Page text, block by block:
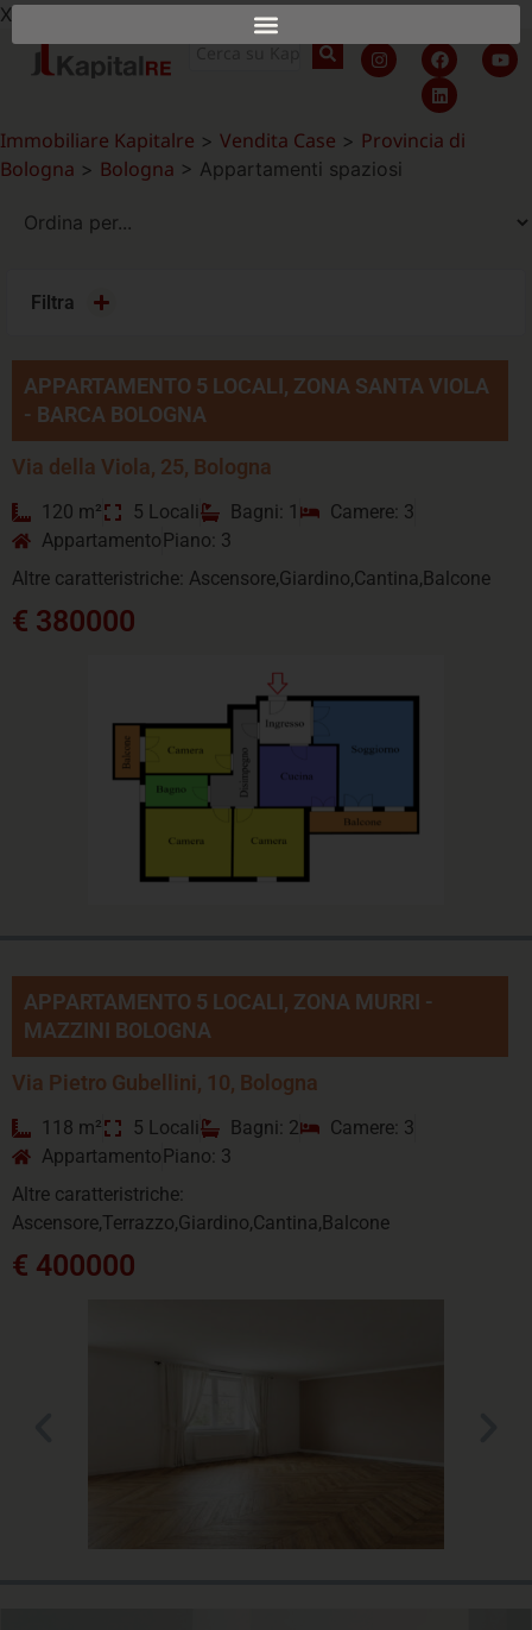
X
Immobiliare Kapitalre > Vendita Case > Provincia di
Bologna > Bologna > Appartamenti spaziosi
Filtra
APPARTAMENTO 5 LOCALI, ZONA SANTA VIOLA
- BARCA BOLOGNA
Via della Viola, 25, Bologna
120 m² 5 Locali Bagni: 1
Camere: 3
Appartamento Piano: 3
Altre caratteristriche: Ascensore,Giardino,Cantina,Balcone
€ 380000
APPARTAMENTO 5 LOCALI, ZONA MURRI -
MAZZINI BOLOGNA
Via Pietro Gubellini, 10, Bologna
118 m² 5 Locali Bagni: 2
Camere: 3
Appartamento Piano: 3
Altre caratteristriche:
Ascensore,Terrazzo,Giardino,Cantina,Balcone
€ 400000